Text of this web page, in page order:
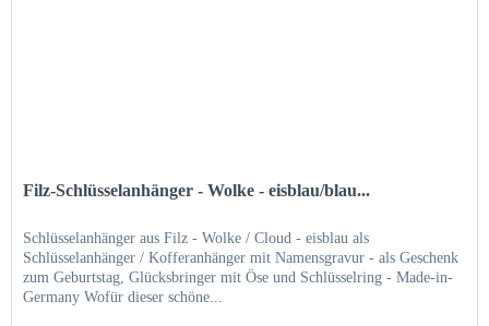
Filz-Schlüsselanhänger - Wolke - eisblau/blau...
Schlüsselanhänger aus Filz - Wolke / Cloud - eisblau als
Schlüsselanhänger / Kofferanhänger mit Namensgravur - als Geschenk
zum Geburtstag, Glücksbringer mit Öse und Schlüsselring - Made-in-
Germany Wofür dieser schöne...